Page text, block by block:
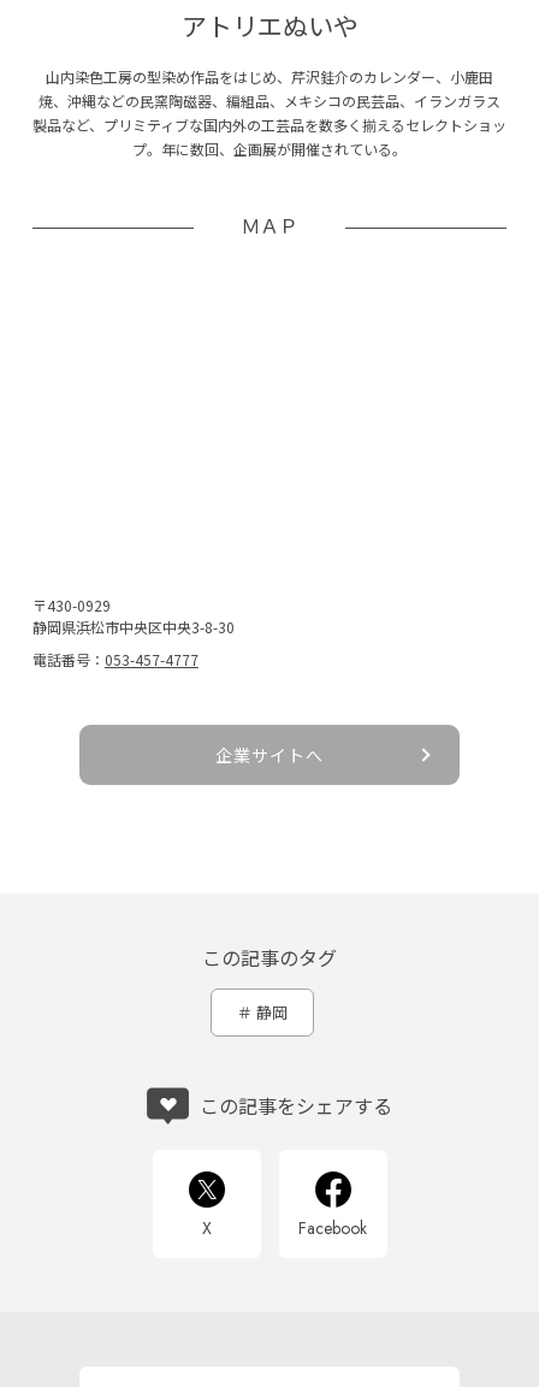
アトリエぬいや
山内染色工房の型染め作品をはじめ、芹沢銈介のカレンダー、小鹿田
焼、沖縄などの民窯陶磁器、編組品、メキシコの民芸品、イランガラス
製品など、プリミティブな国内外の工芸品を数多く揃えるセレクトショッ
プ。年に数回、企画展が開催されている。
ＭＡＰ
〒430-0929
静岡県浜松市中央区中央3-8-30
電話番号： 053-457-4777
企業サイトへ
この記事のタグ
静岡
この記事をシェアする
X Facebook